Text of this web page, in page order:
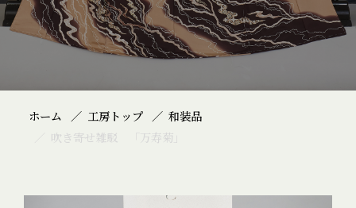
ホーム 工房トップ
和装品
吹き寄せ雑駁 「万寿菊」